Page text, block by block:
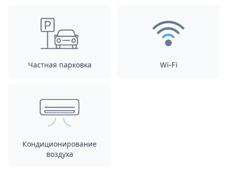
Частная парковка Wi-Fi
Кондиционирование
воздуха